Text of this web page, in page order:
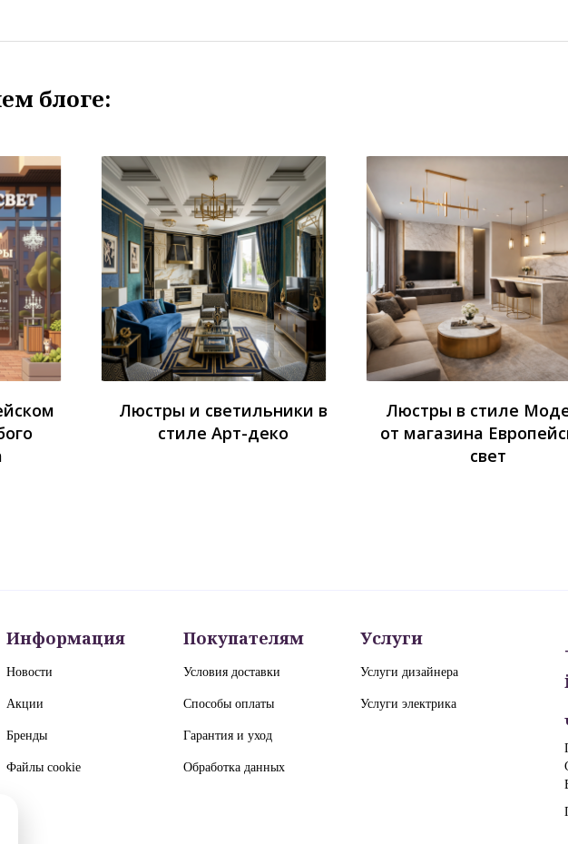
блоге:
Люстры и светильники в
стиле Арт-деко
Люстры в стиле
от магазина
свет
Информация
Новости
Акции
Бренды
Файлы cookie
Покупателям
Условия доставки
Способы оплаты
Гарантия и уход
Обработка данных
Услуги
Услуги дизайнера
Услуги электрика